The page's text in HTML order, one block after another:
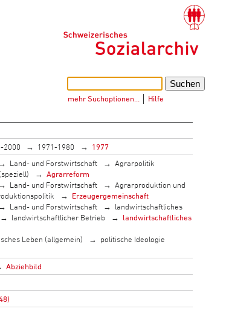
mehr Suchoptionen… Hilfe
2000 1971-1980
1977
Land- und Forstwirtschaft
Agrarpolitik
Agrarreform
Land- und Forstwirtschaft
Agrarproduktion und
Erzeugergemeinschaft
Land- und Forstwirtschaft
landwirtschaftliches
landwirtschaftlicher Betrieb
landwirtschaftliches
Leben (allgemein)
politische Ideologie
Abziehbild